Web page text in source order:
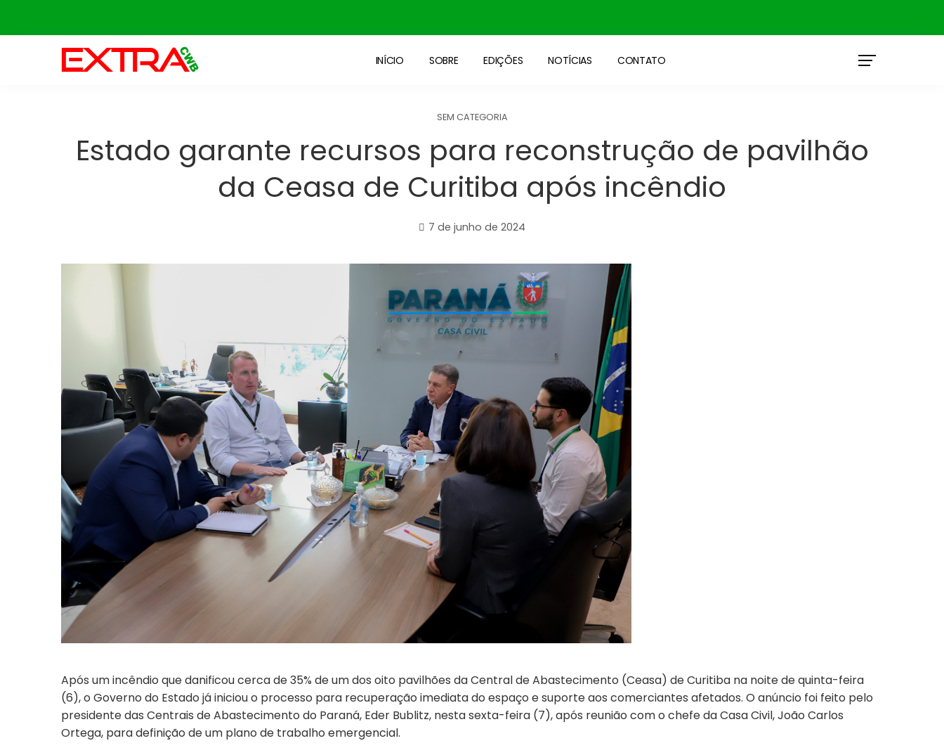
INÍCIO SOBRE EDIÇÕES NOTÍCIAS CONTATO
SEM CATEGORIA
Estado garante recursos para reconstrução de pavilhão
da Ceasa de Curitiba após incêndio
7 de junho de 2024
Após um incêndio que danificou cerca de 35% de um dos oito pavilhões da Central de Abastecimento (Ceasa) de Curitiba na noite de quinta-feira
(6), o Governo do Estado já iniciou o processo para recuperação imediata do espaço e suporte aos comerciantes afetados. O anúncio foi feito pelo
presidente das Centrais de Abastecimento do Paraná, Eder Bublitz, nesta sexta-feira (7), após reunião com o chefe da Casa Civil, João Carlos
Ortega, para definição de um plano de trabalho emergencial.